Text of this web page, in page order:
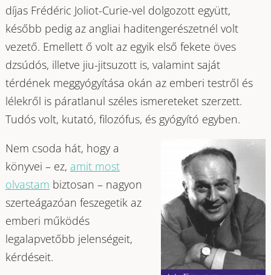
díjas Frédéric Joliot-Curie-vel dolgozott együtt,
később pedig az angliai haditengerészetnél volt
vezető. Emellett ő volt az egyik első fekete öves
dzsúdós, illetve jiu-jitsuzott is, valamint saját
térdének meggyógyítása okán az emberi testről és
lélekről is páratlanul széles ismereteket szerzett.
Tudós volt, kutató, filozófus, és gyógyító egyben.
Nem csoda hát, hogy a
könyvei – ez, amit most
olvastam biztosan – nagyon
szerteágazóan feszegetik az
emberi működés
legalapvetőbb jelenségeit,
kérdéseit.